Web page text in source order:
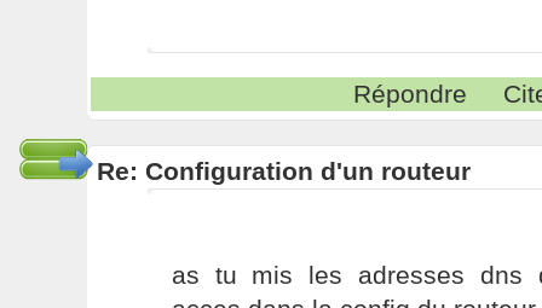
Répondre
Re: Configuration d'un routeur
as tu mis les adresses dns